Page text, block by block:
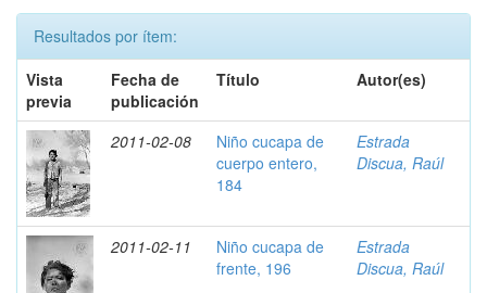
Resultados por ítem:
Vista
previa
Fecha de
publicación
Título Autor(es)
2011-02-08
Niño cucapa de
cuerpo entero,
184
Estrada
Discua, Raúl
2011-02-11
Niño cucapa de
frente, 196
Estrada
Discua, Raúl